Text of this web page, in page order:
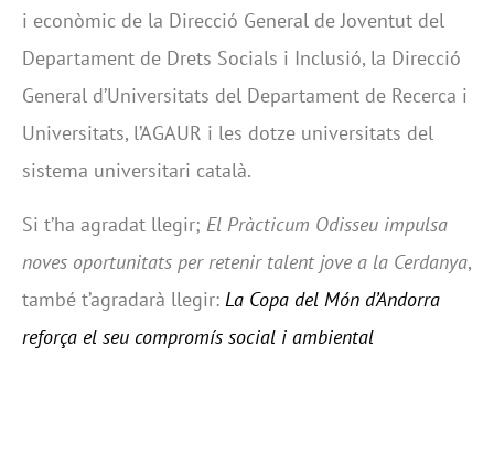
i econòmic de la Direcció General de Joventut del
Departament de Drets Socials i Inclusió, la Direcció
General d’Universitats del Departament de Recerca i
Universitats, l’AGAUR i les dotze universitats del
sistema universitari català.
Si t’ha agradat llegir; El Pràcticum Odisseu impulsa
noves oportunitats per retenir talent jove a la Cerdanya,
també t’agradarà llegir: La Copa del Món d’Andorra
reforça el seu compromís social i ambiental